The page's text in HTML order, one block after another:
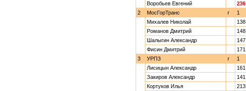
Воробьев Евгений
236
2
МосГорТранс г 1
Михалев Николай
138
Романов Дмитрий
148
Шалыгин Александр
147
Фисин Дмитрий
171
3
УРПЗ г 1
Лисицын Александр
161
Закиров Александр
141
Кортуков Илья
213